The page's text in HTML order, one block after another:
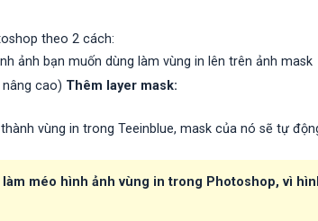
theo 2 cách:
ảnh bạn muốn dùng làm vùng in lên trên ảnh
cao) Thêm layer mask:
vùng in trong Teeinblue, mask của nó sẽ tự
làm méo hình ảnh vùng in trong Photoshop, vì